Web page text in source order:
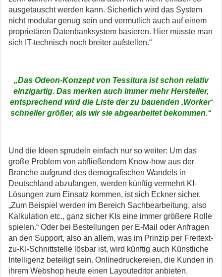
ausgetauscht werden kann. Sicherlich wird das System
nicht modular genug sein und vermutlich auch auf einem
proprietären Datenbanksystem basieren. Hier müsste man
sich IT-technisch noch breiter aufstellen.“
„Das Odeon-Konzept von Tessitura ist schon relativ
einzigartig. Das merken auch immer mehr Hersteller,
entsprechend wird die Liste der zu bauenden ,Worker‘
schneller größer, als wir sie abgearbeitet bekommen.“
Und die Ideen sprudeln einfach nur so weiter: Um das
große Problem von abfließendem Know-how aus der
Branche aufgrund des demografischen Wandels in
Deutschland abzufangen, werden künftig vermehrt KI-
Lösungen zum Einsatz kommen, ist sich Eckner sicher.
„Zum Beispiel werden im Bereich Sachbearbeitung, also
Kalkulation etc., ganz sicher KIs eine immer größere Rolle
spielen.“ Oder bei Bestellungen per E-Mail oder Anfragen
an den Support, also an allem, was im Prinzip per Freitext-
zu-KI-Schnittstelle lösbar ist, wird künftig auch Künstliche
Intelligenz beteiligt sein. Onlinedruckereien, die Kunden in
ihrem Webshop heute einen Layouteditor anbieten,